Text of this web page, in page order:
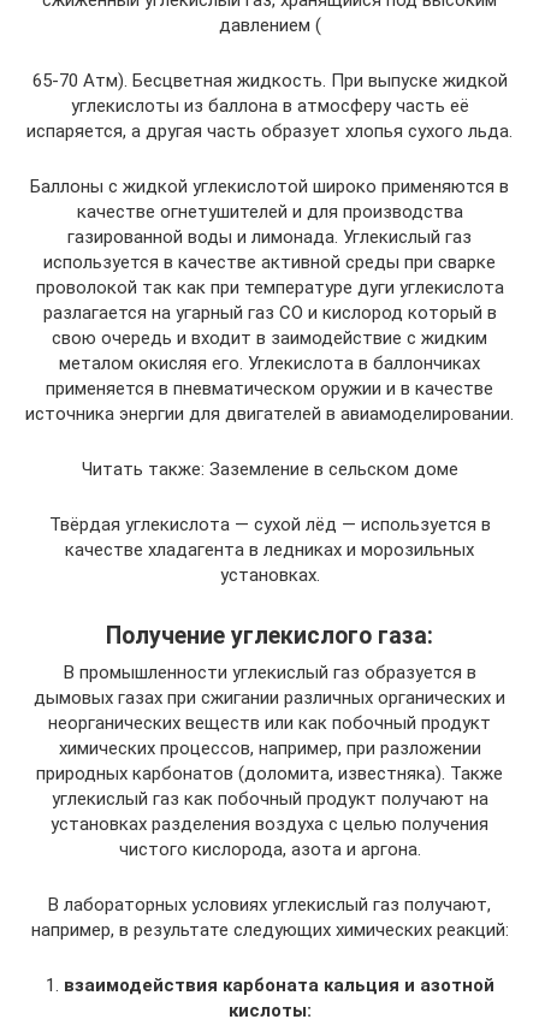
давлением (
65-70 Атм). Бесцветная жидкость. При выпуске жидкой
углекислоты из баллона в атмосферу часть её
испаряется, а другая часть образует хлопья сухого льда.
Баллоны с жидкой углекислотой широко применяются в
качестве огнетушителей и для производства
газированной воды и лимонада. Углекислый газ
используется в качестве активной среды при сварке
проволокой так как при температуре дуги углекислота
разлагается на угарный газ СО и кислород который в
свою очередь и входит в заимодействие с жидким
металом окисляя его. Углекислота в баллончиках
применяется в пневматическом оружии и в качестве
источника энергии для двигателей в авиамоделировании.
Читать также: Заземление в сельском доме
Твёрдая углекислота — сухой лёд — используется в
качестве хладагента в ледниках и морозильных
установках.
Получение углекислого газа:
В промышленности углекислый газ образуется в
дымовых газах при сжигании различных органических и
неорганических веществ или как побочный продукт
химических процессов, например, при разложении
природных карбонатов (доломита, известняка). Также
углекислый газ как побочный продукт получают на
установках разделения воздуха с целью получения
чистого кислорода, азота и аргона.
В лабораторных условиях углекислый газ получают,
например, в результате следующих химических реакций:
1. взаимодействия карбоната кальция и азотной
кислоты: